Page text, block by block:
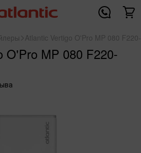
Atlantic Vertigo O'Pro MP 080
O'Pro MP 080 F220-